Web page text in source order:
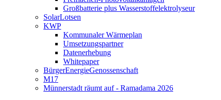
Großbatterie plus Wasserstoffelektrolyseur
SolarLotsen
KWP
Kommunaler Wärmeplan
Umsetzungspartner
Datenerhebung
Whitepaper
BürgerEnergieGenossenschaft
M17
Münnerstadt räumt auf - Ramadama 2026